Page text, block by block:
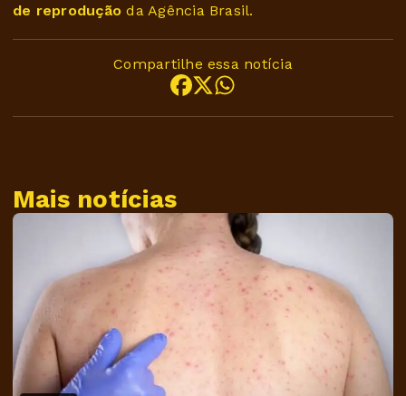
de reprodução da Agência Brasil.
Compartilhe essa notícia
Mais notícias